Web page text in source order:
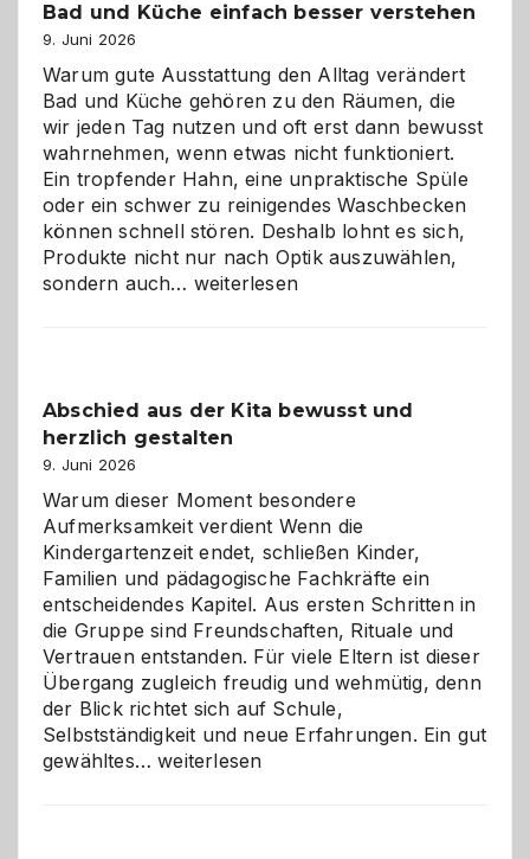
Bad und Küche einfach besser verstehen
9. Juni 2026
Warum gute Ausstattung den Alltag verändert
Bad und Küche gehören zu den Räumen, die
wir jeden Tag nutzen und oft erst dann bewusst
wahrnehmen, wenn etwas nicht funktioniert.
Ein tropfender Hahn, eine unpraktische Spüle
oder ein schwer zu reinigendes Waschbecken
können schnell stören. Deshalb lohnt es sich,
Produkte nicht nur nach Optik auszuwählen,
sondern auch… Bad
verstehen
weiterlesen
Abschied aus der Kita bewusst und
herzlich gestalten
9. Juni 2026
Warum dieser Moment besondere
Aufmerksamkeit verdient Wenn die
Kindergartenzeit endet, schließen Kinder,
Familien und pädagogische Fachkräfte ein
entscheidendes Kapitel. Aus ersten Schritten in
die Gruppe sind Freundschaften, Rituale und
Vertrauen entstanden. Für viele Eltern ist dieser
Übergang zugleich freudig und wehmütig, denn
der Blick richtet sich auf Schule,
Selbstständigkeit und neue Erfahrungen. Ein gut
gewähltes…Abschied
weiterlesen